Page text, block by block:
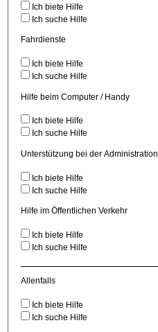
Ich biete Hilfe
Ich suche Hilfe
Fahrdienste
Ich biete Hilfe
Ich suche Hilfe
Hilfe beim Computer / Handy
Ich biete Hilfe
Ich suche Hilfe
Unterstützung bei der Administration
Ich biete Hilfe
Ich suche Hilfe
Hilfe im Öffentlichen Verkehr
Ich biete Hilfe
Ich suche Hilfe
Allenfalls
Ich biete Hilfe
Ich suche Hilfe